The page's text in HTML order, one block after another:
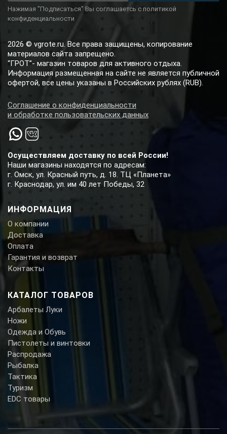
Осуществляем доставку по всей России!
Наши магазины находятся по адресам:
г. Омск, ул. Красный путь, д. 18. ТЦ «Планета»
г. Краснодар, ул. им 40 лет Победы, 32
ИНФОРМАЦИЯ
О компании
Доставка
Оплата
Гарантия и возврат
Контакты
КАТАЛОГ ТОВАРОВ
Арбалеты Луки
Ножи
Одежда и Обувь
Пистолеты и винтовки
Распродажа
Рыбалка
Тактика
Туризм
EDC товары
Нажимая "Подписаться" Вы соглашаетсь с политикой
конфиденциальности
2026 © vgrote.ru. Все права защищены, копирование
материалов сайта запрещено.
“ГРОТ”- магазин товаров для активного отдыха.
Информация размещенная на сайте не является публичной
офертой, все цены указаны в Российских рублях (RUB).
Соглашение о конфиденциальности
и обработке пользовательских данных